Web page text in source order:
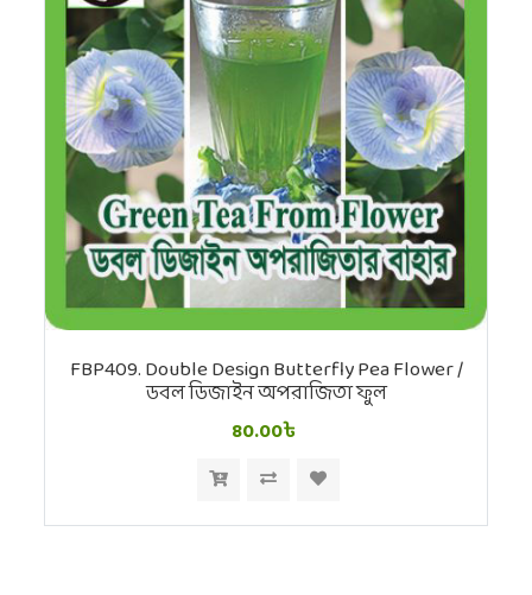
FBP409. Double Design Butterfly Pea Flower /
ডবল ডিজাইন অপরাজিতা ফুল
80.00৳